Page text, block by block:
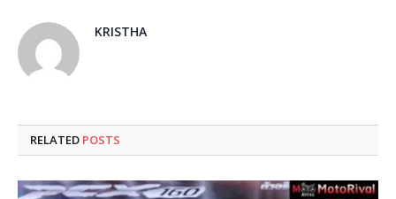
KRISTHA
RELATED POSTS